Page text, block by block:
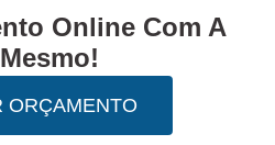
Online Com A
ORÇAMENTO